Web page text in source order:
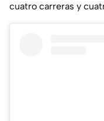
cuatro carreras y